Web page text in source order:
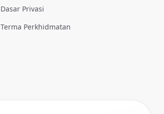
Dasar Privasi
Terma Perkhidmatan